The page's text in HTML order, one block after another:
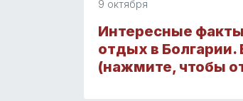
9 октября
Интересные
отдых в Болгарии.
(нажмите, чтобы